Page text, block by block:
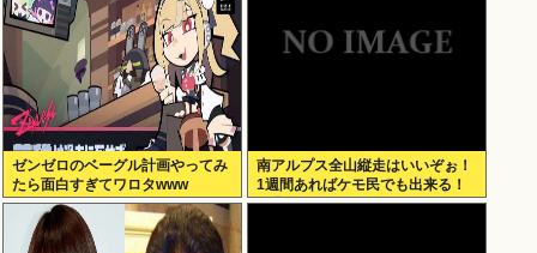
ゼンゼロのベーグル計画やってみ
たら面白すぎてワロタwww
南アルプス全山縦走はいいぞぉ！
1週間あればケモ民でも出来る！
お盆休みにやってみなイカ？